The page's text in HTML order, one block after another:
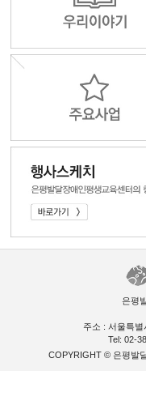
은평
주소 : 서울특
Tel: 02-
COPYRIGHT © 은평발